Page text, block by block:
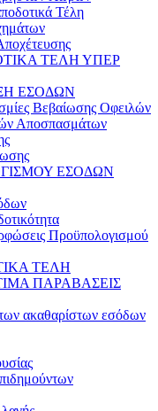
Τέλη
ΤΕΛΗ ΥΠΕΡ
ΕΣΟΔΩΝ
Βεβαίωσης Οφειλών
Αποσπασμάτων
ΕΣΟΔΩΝ
Προϋπολογισμού
ΤΕΛΗ
ΠΑΡΑΒΑΣΕΙΣ
ακαθαρίστων εσόδων